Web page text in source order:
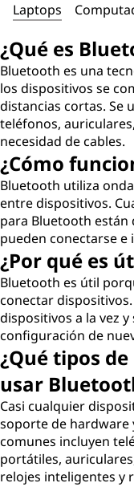
Laptops
¿Qué es
Bluetooth es una
los dispositivos se
distancias cortas. Se
teléfonos,
necesidad de cables.
¿Cómo
Bluetooth utiliza
entre dispositivos.
para Bluetooth están
pueden conectarse
¿Por qué es
Bluetooth es útil
conectar
dispositivos a la vez
configuración de
¿Qué tipos
usar
Casi cualquier
soporte de hardware
comunes incluyen
portátiles,
relojes inteligentes y